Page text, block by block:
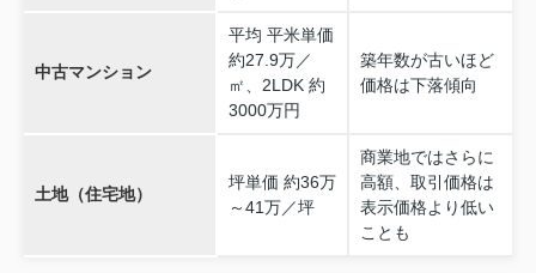
中古マンション
平均 平米単価
約27.9万／
㎡、2LDK 約
3000万円
築年数が古いほど
価格は下落傾向
土地（住宅地）
坪単価 約36万
～41万／坪
商業地ではさらに
高額、取引価格は
表示価格より低い
ことも